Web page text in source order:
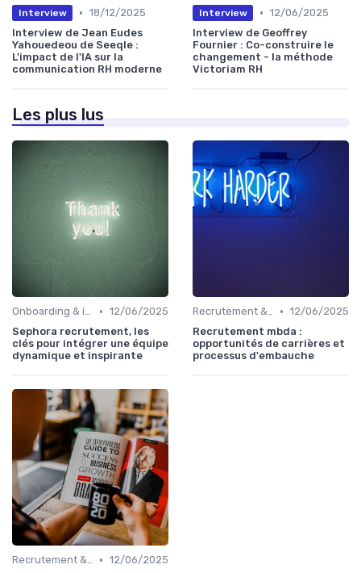
Interview • 18/12/2025
Interview de Jean Eudes
Yahouedeou de Seeqle :
L'impact de l'IA sur la
communication RH moderne
Interview • 12/06/2025
Interview de Geoffrey
Fournier : Co-construire le
changement - la méthode
Victoriam RH
Les plus lus
Onboarding & intégration des talents • 12/06/2025
Sephora recrutement, les
clés pour intégrer une équipe
dynamique et inspirante
Recrutement & acquisition de talents • 12/06/2025
Recrutement mbda :
opportunités de carrières et
processus d'embauche
Recrutement & acquisition de talents • 12/06/2025